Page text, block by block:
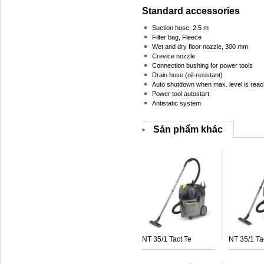
Standard accessories
Suction hose, 2.5 m
Filter bag, Fleece
Wet and dry floor nozzle, 300 mm
Crevice nozzle
Connection bushing for power tools
Drain hose (oil-resistant)
Auto shutdown when max. level is
Power tool autostart
Antistatic system
Sản phẩm khác
NT 35/1 Tact Te NT 35/1